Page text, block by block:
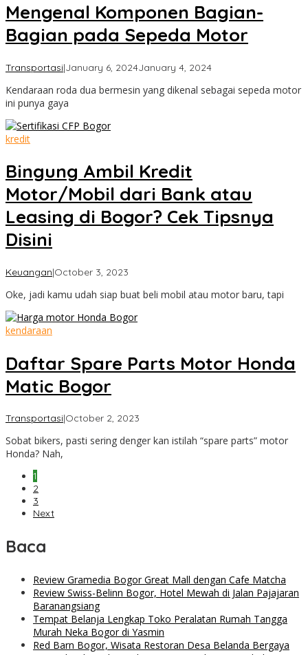
Mengenal Komponen Bagian-
Bagian pada Sepeda Motor
Transportasi|January 6, 2024January 4, 2024by
Bogor
Kendaraan roda dua bermesin yang dikenal sebagai sepeda motor
ini punya gaya
kredit
Bingung Ambil Kredit
Motor/Mobil dari Bank atau
Leasing di Bogor? Cek Tipsnya
Disini
Keuangan|October 3, 2023
Bogor
Oke, jadi kamu udah siap buat beli mobil atau motor baru, tapi
kendaraan
Daftar Spare Parts Motor Honda
Matic Bogor
Transportasi|October 2, 2023
Bogor
Sobat bikers, pasti sering denger kan istilah “spare parts” motor
Honda? Nah,
1
2
3
Next
Baca
Review Gramedia Bogor Great Mall dengan Cafe Matcha
Review Swiss-Belinn Bogor, Hotel Mewah di Jalan Pajajaran
Baranangsiang
Tempat Belanja Lengkap Toko Peralatan Rumah Tangga
Murah Neka Bogor di Yasmin
Red Barn Bogor, Wisata Restoran Desa Belanda Bergaya